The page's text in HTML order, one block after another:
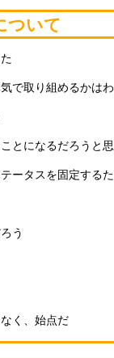
ついて
で取り組めるかは
とになるだろうと
ータスを固定する
う
く、始点だ